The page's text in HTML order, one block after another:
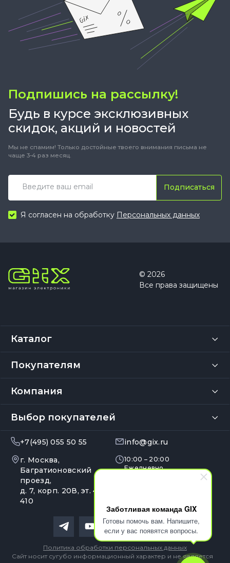
Заботливая команда GIX
Готовы помочь вам. Напишите,
если у вас появятся вопросы.
Подпишись на рассылку!
Будь в курсе эксклюзивных
скидок, акций и новостей
Мы не спамим! Только достойные твоего внимания письма не
чаще 3-4 раз месяц.
Подписаться
Я согласен на обработку Персональных данных
© 2026
Все права защищены
Каталог
Покупателям
Компания
Выбор покупателей
+7(495) 055 50 55
info@gix.ru
г. Москва,
Багратионовский
проезд,
д. 7, корп. 20В, эт. 4, оф.
410
10:00 – 20:00
Ежедневно
Сайт носит сугубо информационный характер и не является
Политика обработки персональных данных